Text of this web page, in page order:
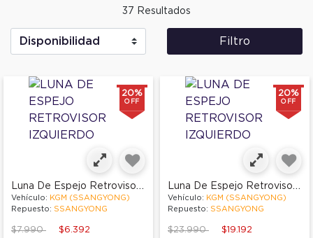
37 Resultados
Filtro
20%
OFF
Luna De Espejo Retrovisor Izquierdo
Vehículo: KGM (SSANGYONG)
Repuesto: SSANGYONG
Price reduced from
$7.990to $6.392
20%
OFF
Luna De Espejo Retrovisor Izquierdo
Vehículo: KGM (SSANGYONG)
Repuesto: SSANGYONG
Price reduced from
$23.990to $19.192